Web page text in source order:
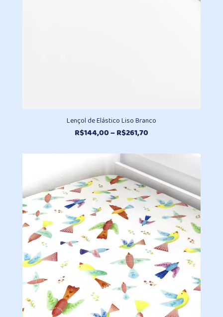
Lençol de Elástico Liso Branco
R$144,00–R$261,70Faixa
preço:
através
R$261,70